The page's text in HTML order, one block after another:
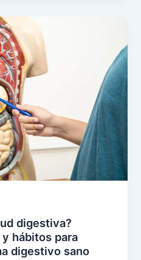
digestiva?
hábitos para
digestivo sano